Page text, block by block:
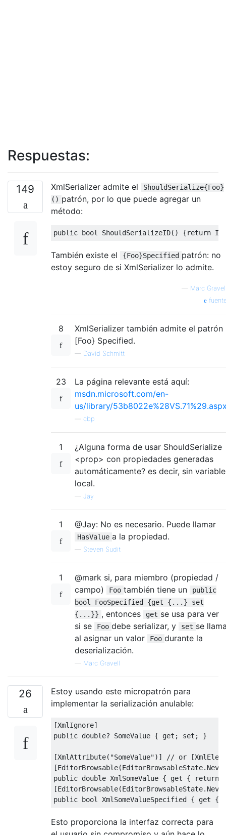
Respuestas:
149 XmlSerializer admite el
ShouldSerialize{Foo}
() patrón, por lo que puede agregar un
método:
public bool ShouldSerializeID() {return ID
También existe el {Foo}Specified patrón: no
estoy seguro de si XmlSerializer lo admite.
— Marc
8
XmlSerializer también admite el patrón
[Foo} Specified.
— David Schmitt
23
La página relevante está aquí:
msdn.microsoft.com/en-
us/library/
cbp
1
¿Alguna forma de usar ShouldSerialize
<prop> con propiedades generadas
automáticamente? es decir, sin variable
local.
— Jay
1 @Jay: No es necesario. Puede llamar
HasValue a la propiedad.
— Steven Sudit
1
@mark si, para miembro (propiedad /
campo)
Foo también tiene un
public
bool FooSpecified {get {...} set
{...}} , entonces get se usa para ver
si se
Foo debe serializar, y set se
al asignar un valor
Foo durante la
deserialización.
— Marc Gravell
26
Estoy usando este micropatrón para
implementar la serialización anulable:
[XmlIgnore]
public double? SomeValue { get ; set ; }
[XmlAttribute( "SomeValue")]
// or
[EditorBrowsable(EditorBrowsableState.
public double XmlSomeValue { get { return
[EditorBrowsable(EditorBrowsableState.
public bool XmlSomeValueSpecified { get {
Esto proporciona la interfaz correcta para